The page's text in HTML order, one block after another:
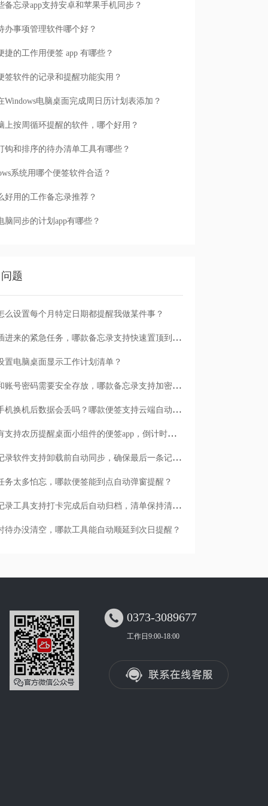
备忘录app支持安卓和苹果手机同步？
办事项管理软件哪个好？
捷的工作用便签 app 有哪些？
签软件的记录和提醒功能实用？
Windows电脑桌面完成周日历计划表添加？
上按周循环提醒的软件，哪个好用？
钩和排序的待办清单工具有哪些？
系统用哪个便签软件合适？
好用的工作备忘录推荐？
脑同步的计划app有哪些？
题
么设置每个月特定日期都提醒我做某件事？
临时插进来的紧急任务，哪款备忘录支持快速置顶到清单首位？
置电脑桌面显示工作计划清单？
日记和账号密码需要安全存放，哪款备忘录支持加密保护？
安卓手机换机后数据会丢吗？哪款便签支持云端自动备份？
有没有支持农历提醒桌面小组件的便签app，倒计时一目了然
哪款记录软件支持卸载前自动同步，确保最后一条记录不丢失？
务太多怕忘，哪款便签能到点自动弹窗提醒？
哪款记录工具支持打卡完成后自动归档，清单保持清爽？
待办没清空，哪款工具能自动顺延到次日提醒？
 0373-3089677
工作日9:00-18:00